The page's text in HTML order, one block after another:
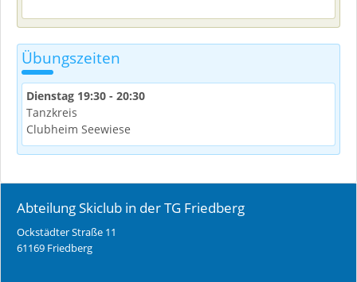
Übungszeiten
Dienstag 19:30 - 20:30
Tanzkreis
Clubheim Seewiese
Abteilung Skiclub in der TG Friedberg
Ockstädter Straße 11
61169 Friedberg